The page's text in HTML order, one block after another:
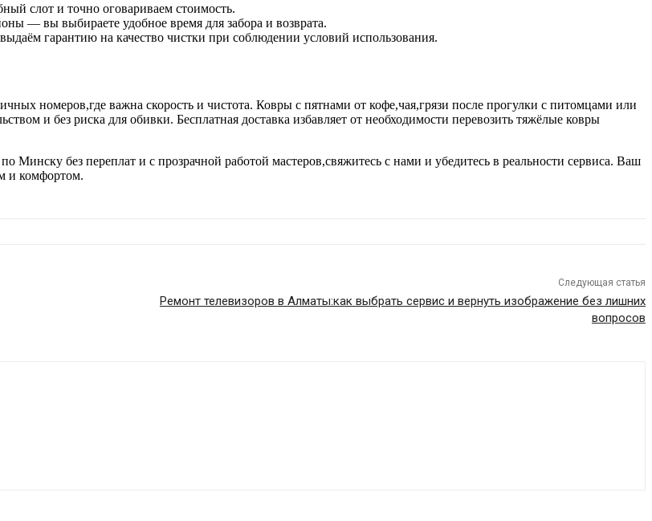
слот и точно оговариваем стоимость.
— вы выбираете удобное время для забора и возврата.
гарантию на качество чистки при соблюдении условий использования.
номеров,где важна скорость и чистота. Ковры с пятнами от кофе,чая,грязи после прогулки с питомцами или
и без риска для обивки. Бесплатная доставка избавляет от необходимости перевозить тяжёлые ковры
Минску без переплат и с прозрачной работой мастеров,свяжитесь с нами и убедитесь в реальности сервиса. Ваш
и комфортом.
Следующая статья
Ремонт телевизоров в Алматы:как выбрать сервис и вернуть изображение без лишних
вопросов